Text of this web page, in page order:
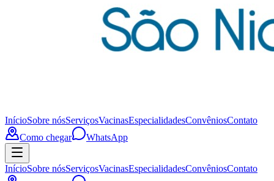
InícioSobre nósServiçosVacinasEspecialidadesConvêniosContato
Como chegar
WhatsApp
InícioSobre nósServiçosVacinasEspecialidadesConvêniosContato